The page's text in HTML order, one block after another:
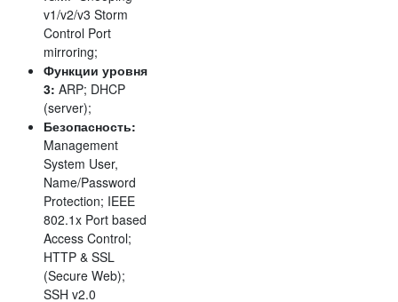
v1/v2/v3 Storm
Control Port
mirroring;
Функции уровня
3: ARP; DHCP
(server);
Безопасность:
Management
System User,
Name/Password
Protection; IEEE
802.1x Port based
Access Control;
HTTP & SSL
(Secure Web);
SSH v2.0